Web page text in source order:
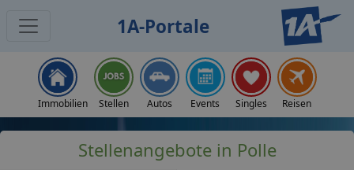
1A-Portale
Immobilien Stellen Autos Events Singles Reisen
Stellenangebote in Polle